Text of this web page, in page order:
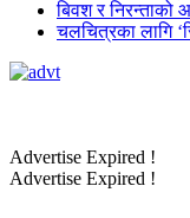
बिवश र निरन्ताको
चलचित्रका लागि
Advertise Expired !
Advertise Expired !